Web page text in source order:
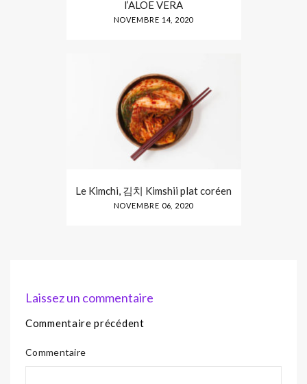
l’ALOE VERA
NOVEMBRE 14, 2020
Le Kimchi, 김치 Kimshii plat coréen
NOVEMBRE 06, 2020
Laissez un commentaire
Commentaire précédent
Commentaire